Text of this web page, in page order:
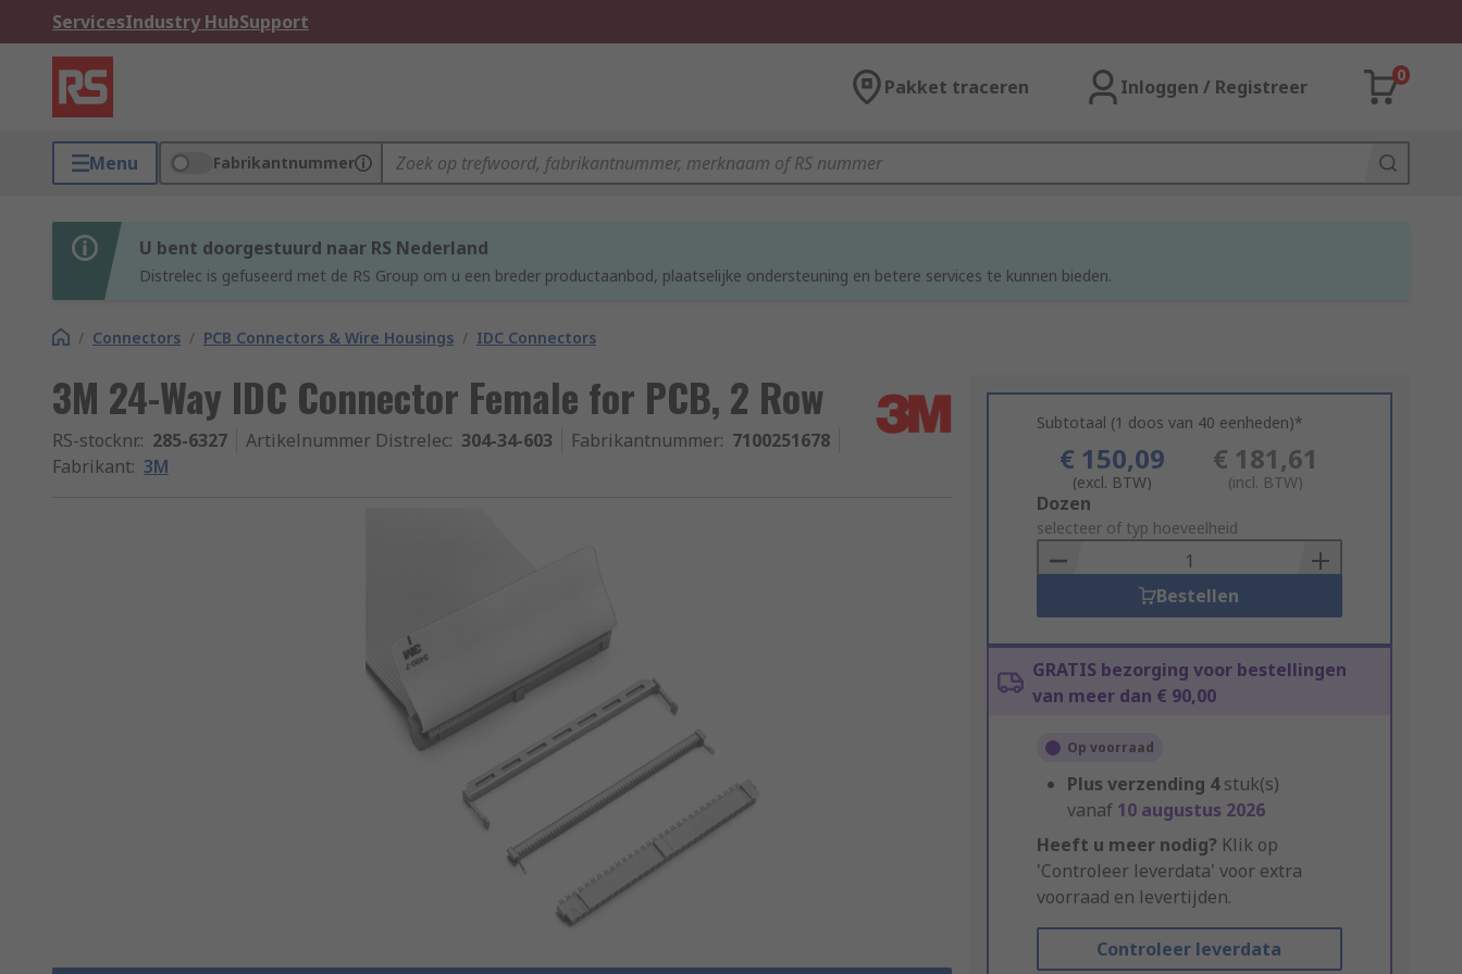
ServicesIndustry HubSupport
Pakket traceren Inloggen / Registreer
0
Menu Fabrikantnummer
U bent doorgestuurd naar RS Nederland
Distrelec is gefuseerd met de RS Group om u een breder productaanbod, plaatselijke ondersteuning en betere services te kunnen bieden.
/ Connectors / PCB Connectors & Wire Housings / IDC Connectors
3M 24-Way IDC Connector Female for PCB, 2 Row
RS-stocknr.: 285-6327 Artikelnummer Distrelec: 304-34-603 Fabrikantnummer: 7100251678
Fabrikant: 3M
Subtotaal (1 doos van 40 eenheden)*
€ 150,09
(excl. BTW)
€ 181,61
(incl. BTW)
Add
to
Basket
Dozen
selecteer of typ hoeveelheid
Bestellen
GRATIS bezorging voor bestellingen
van meer dan € 90,00
Op voorraad
Plus verzending 4stuk(s)
vanaf 10 augustus 2026
Heeft u meer nodig? Klik op
'Controleer leverdata' voor extra
voorraad en levertijden.
Controleer leverdata